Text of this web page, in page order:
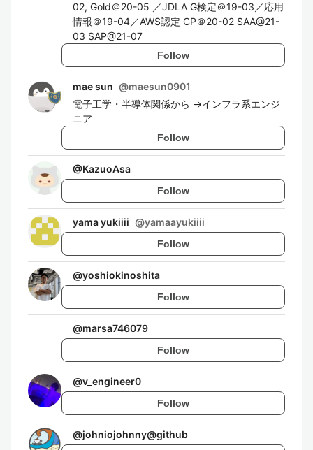
02, Gold＠20-05 ／JDLA G検定＠19-03／応用
情報＠19-04／AWS認定 CP＠20-02 SAA@21-
03 SAP@21-07
Follow
mae sun @maesun0901
電子工学・半導体関係から →インフラ系エンジ
ニア
Follow
@KazuoAsa
Follow
yama yukiiii @yamaayukiiii
Follow
@yoshiokinoshita
Follow
@marsa746079
Follow
@v_engineer0
Follow
@johniojohnny@github